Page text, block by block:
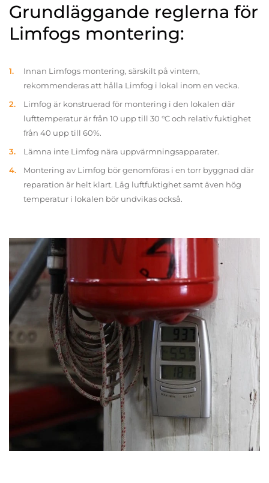
Grundläggande reglerna för
Limfogs montering:
Innan Limfogs montering, särskilt på vintern,
rekommenderas att hålla Limfog i lokal inom en vecka.
Limfog är konstruerad för montering i den lokalen där
lufttemperatur är från 10 upp till 30 °C och relativ fuktighet
från 40 upp till 60%.
Lämna inte Limfog nära uppvärmningsapparater.
Montering av Limfog bör genomföras i en torr byggnad där
reparation är helt klart. Låg luftfuktighet samt även hög
temperatur i lokalen bör undvikas också.